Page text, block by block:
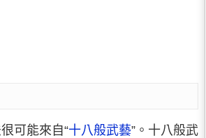
可能來自“十八般武藝”。十八般武